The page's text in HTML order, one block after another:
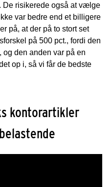
De risikerede også at vælge
var bedre end et billigere
på, at der på to stort set
på 500 pct., fordi den
og den anden var på en
op i, så vi får de bedste
kontorartikler